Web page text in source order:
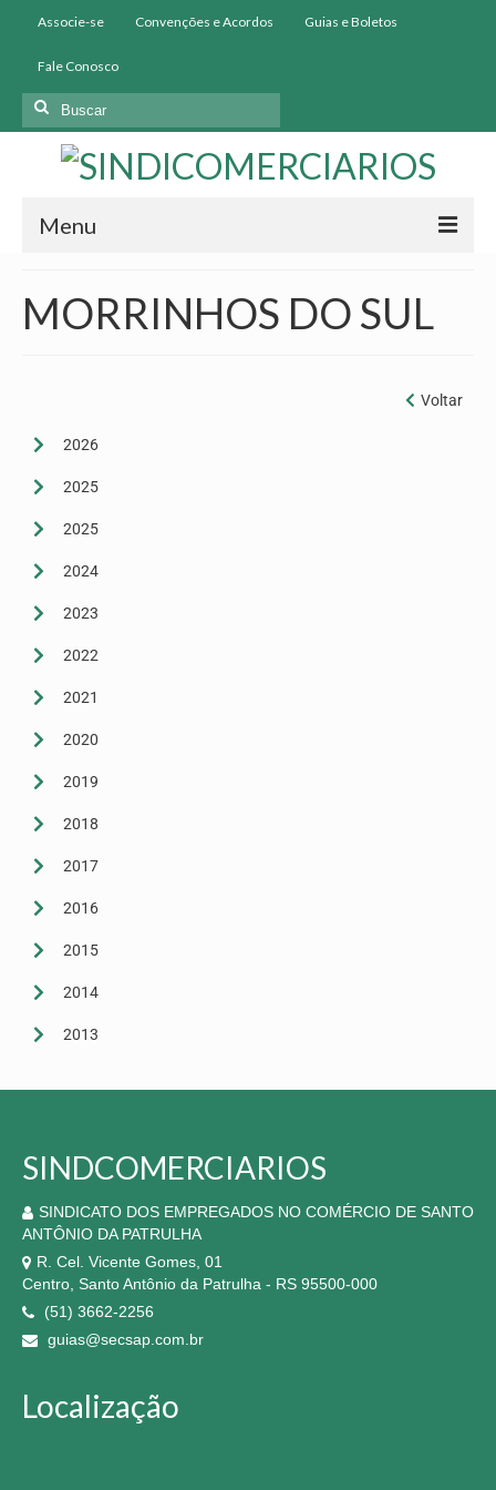
Associe-se Convenções e Acordos Guias e Boletos
Fale Conosco
Menu
Institucional
Subsedes
Convênios
Notícias
Convenções e Acordos
Mídias
Galeria de Fotos
Informativos
MORRINHOS DO SUL
Voltar
2026
2025
2025
2024
2023
2022
2021
2020
2019
2018
2017
2016
2015
2014
2013
SINDCOMERCIARIOS
SINDICATO DOS EMPREGADOS NO COMÉRCIO DE SANTO
ANTÔNIO DA PATRULHA
R. Cel. Vicente Gomes, 01
Centro, Santo Antônio da Patrulha - RS 95500-000
(51) 3662-2256
guias@secsap.com.br
Localização